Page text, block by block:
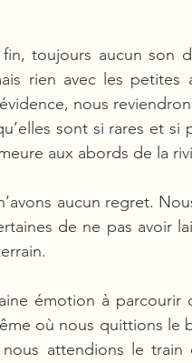
toujours aucun son
rien avec les petites
nous
sont si rares et si
aux abords de la
aucun regret.
de ne pas avoir
émotion à parcourir
où nous quittions le
attendions le